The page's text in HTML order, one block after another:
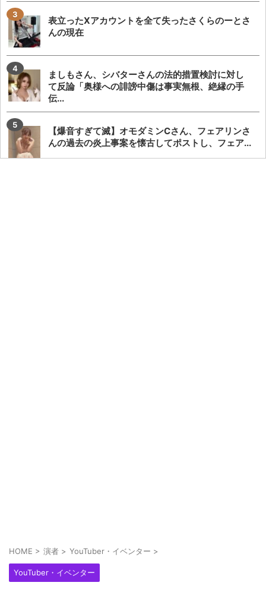
表立ったXアカウントを全て失ったさくらのーとさ
んの現在
ましもさん、シバターさんの法的措置検討に対し
て反論「奥様への誹謗中傷は事実無根、絶縁の手
伝...
【爆音すぎて滅】オモダミンCさん、フェアリンさ
んの過去の炎上事案を懐古してポストし、フェア...
HOME > 演者 > YouTuber・イベンター >
YouTuber・イベンター